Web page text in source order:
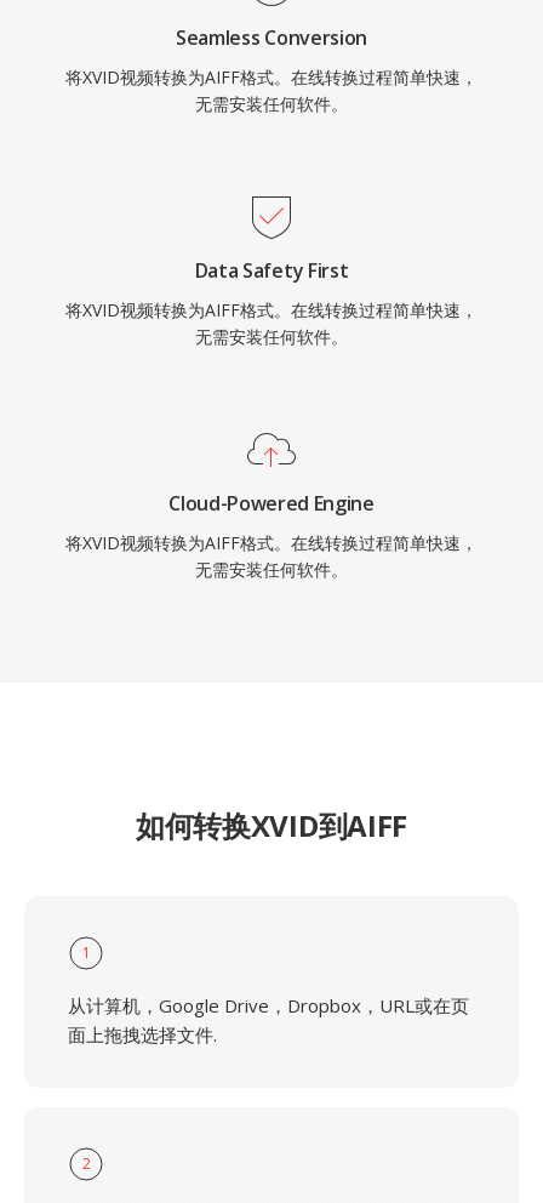
Seamless Conversion
将XVID视频转换为AIFF格式。在线转换过程简单快速，
无需安装任何软件。
Data Safety First
将XVID视频转换为AIFF格式。在线转换过程简单快速，
无需安装任何软件。
Cloud-Powered Engine
将XVID视频转换为AIFF格式。在线转换过程简单快速，
无需安装任何软件。
如何转换XVID到AIFF
1
从计算机，Google Drive，Dropbox，URL或在页
面上拖拽选择文件.
2